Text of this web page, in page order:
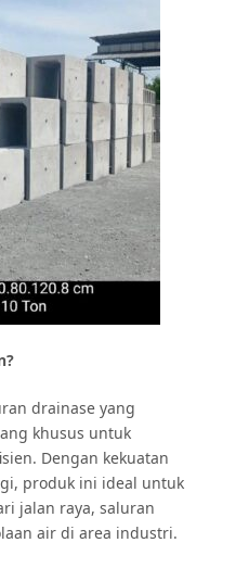
drainase yang
khusus untuk
Dengan kekuatan
produk ini ideal untuk
jalan raya, saluran
air di area industri.